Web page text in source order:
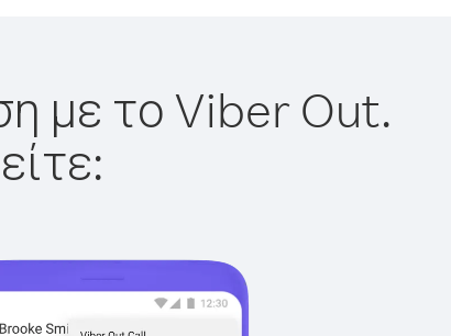
με το Viber Out.